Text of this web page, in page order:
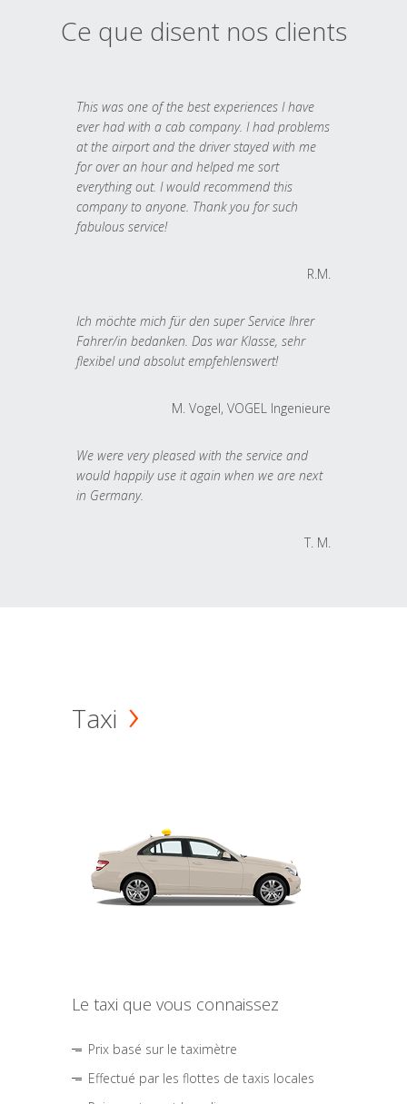
Ce que disent nos clients
This was one of the best experiences I have
ever had with a cab company. I had problems
at the airport and the driver stayed with me
for over an hour and helped me sort
everything out. I would recommend this
company to anyone. Thank you for such
fabulous service!
R.M.
Ich möchte mich für den super Service Ihrer
Fahrer/in bedanken. Das war Klasse, sehr
flexibel und absolut empfehlenswert!
M. Vogel, VOGEL Ingenieure
We were very pleased with the service and
would happily use it again when we are next
in Germany.
T. M.
Taxi
Le taxi que vous connaissez
Prix basé sur le taximètre
Effectué par les flottes de taxis locales